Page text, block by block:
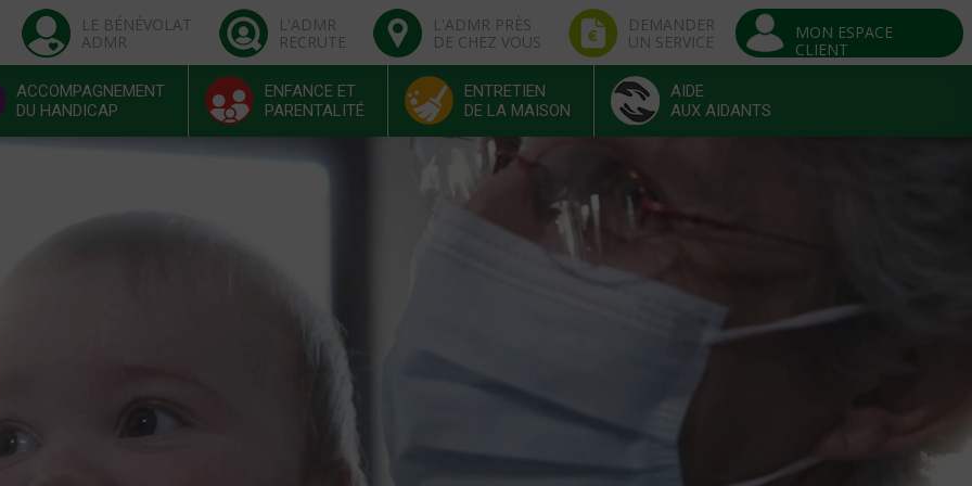
LE BÉNÉVOLAT
ADMR
L'ADMR
RECRUTE
L'ADMR PRÈS
DE CHEZ VOUS
DEMANDER
UN SERVICE
MON ESPACE
CLIENT
ACCOMPAGNEMENT
DU HANDICAP
ENFANCE ET
PARENTALITÉ
ENTRETIEN
DE LA MAISON
AIDE
AUX AIDANTS